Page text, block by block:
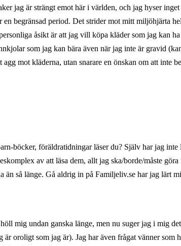
jag är strängt emot här i världen, och jag hyser
en begränsad period. Det strider mot mitt miljöhjärta
åsikt är att jag vill köpa kläder som jag kan
som jag kan bära även när jag inte är gravid
agg mot kläderna, utan snarare en önskan om att inte
böcker, föräldratidningar läser du? Själv har jag
av att läsa dem, allt jag ska/borde/måste
än så länge. Gå aldrig in på Familjeliv.se har jag
mig undan ganska länge, men nu suger jag i mig
är oroligt som jag är). Jag har även frågat vänner